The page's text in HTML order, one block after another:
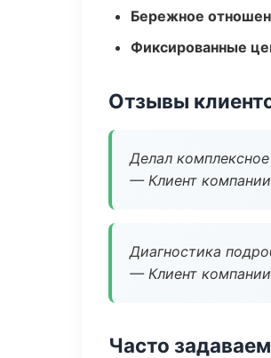
Бережное
Фиксированные
Отзывы
Делал
— Клиент компании
Диагностика
— Клиент компании
Часто